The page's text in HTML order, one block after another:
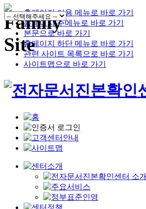
홈페이지 이용 메뉴로 바로 가기
홈페이지 주메뉴로 바로 가기
본문으로 바로 가기
홈페이지 하단 메뉴로 바로 가기
관련 사이트 목록으로 바로 가기
사이트맵으로 바로 가기